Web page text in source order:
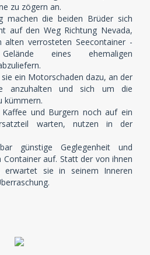
zu zögern an.
machen die beiden Brüder sich
auf den Weg Richtung Nevada,
verrosteten Seecontainer -
eines ehemaligen
ein Motorschaden dazu, an der
anzuhalten und sich um die
kümmern.
und Burgern noch auf ein
warten, nutzen in der
günstige Geglegenheit und
Container auf. Statt der von ihnen
sie in seinem Inneren